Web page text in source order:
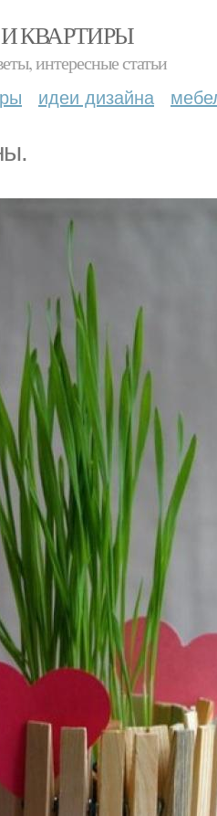
КВАРТИРЫ
интересные статьи
идеи дизайна